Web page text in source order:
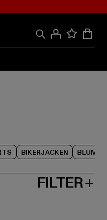
BIKERJACKEN
FILTER